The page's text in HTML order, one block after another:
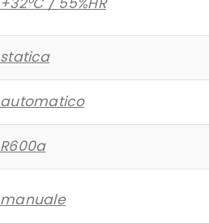
statica
automatico
R600a
manuale